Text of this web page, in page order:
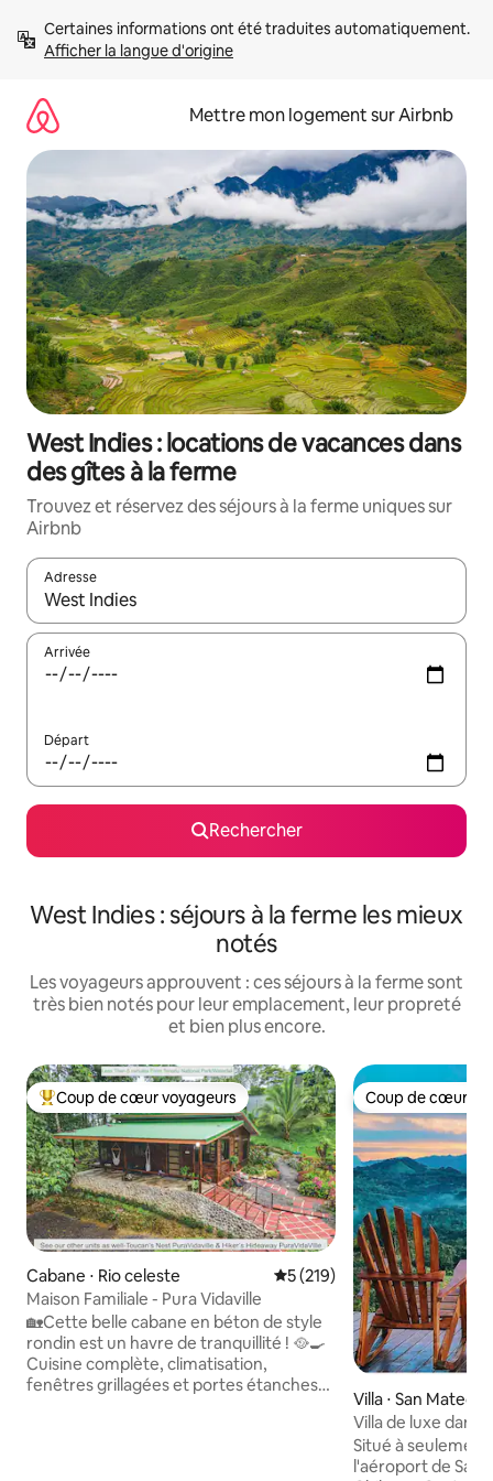
directement
Afficher la langue d'origine
Mettre mon logement sur Airbnb
West Indies : locations de vacances dans
des gîtes à la ferme
Trouvez et réservez des séjours à la ferme uniques sur
Airbnb
Adresse
Lorsque les résultats s'affichent, utilisez les flèches vers le
Arrivée
Départ
Rechercher
West Indies : séjours à la ferme les mieux
notés
Les voyageurs approuvent : ces séjours à la ferme sont
très bien notés pour leur emplacement, leur propreté
et bien plus encore.
Coups de cœur voyageurs les plus appréciés
Coup de cœur voyageurs
Cabane ⋅ Rio celeste Évaluation moyenne sur la
5 (219)
Maison Familiale - Pura Vidaville
🏡Cette belle cabane en béton de style
rondin est un havre de tranquillité ! 🥘🍳
Cuisine complète, climatisation,
fenêtres grillagées et portes étanches
Coup de cœur
Coup de cœur
Villa ⋅ San Mateo
Villa de luxe dans
privée, sereine
Situé à
l'aéroport de San